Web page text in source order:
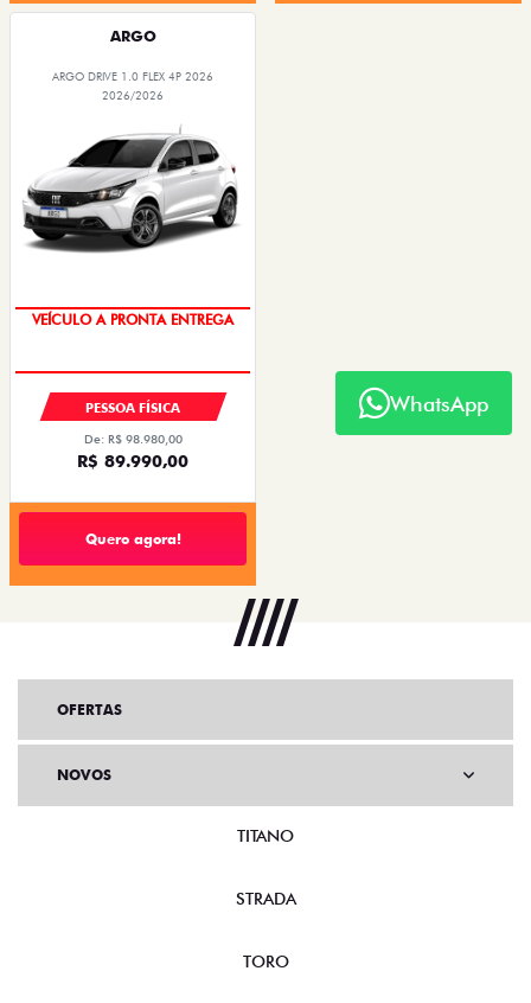
ARGO
ARGO DRIVE 1.0 FLEX 4P 2026
2026/2026
TAXA ZERO
PESSOA FÍSICA
De: R$ 98.980,00
R$ 89.990,00
Quero agora!
WhatsApp
OFERTAS
NOVOS
TITANO
STRADA
TORO